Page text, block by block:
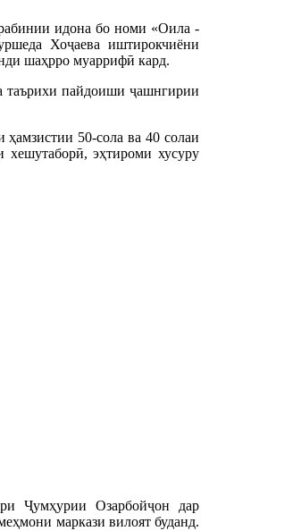
идона бо номи «Оила -
Хоҷаева иштирокчиёни
шаҳрро муаррифӣ кард.
таърихи пайдоиши ҷашнгирии
50-сола ва 40 солаи
эҳтироми хусуру
Ҷумҳурии Озарбойҷон дар
маркази вилоят буданд.